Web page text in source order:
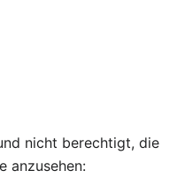
nicht berechtigt, die
anzusehen: